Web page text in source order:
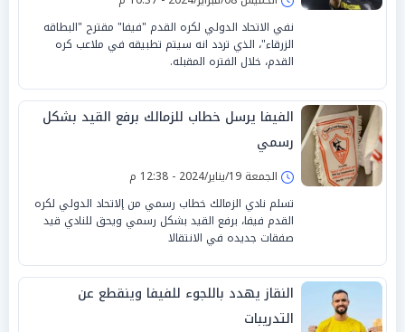
نفي الاتحاد الدولي لكره القدم "فيفا" مقترح "البطاقه
الزرقاء"، الذي تردد انه سيتم تطبيقه في ملاعب كره
القدم، خلال الفتره المقبله.
الفيفا يرسل خطاب للزمالك برفع القيد بشكل
رسمي
الجمعة 19/يناير/2024 - 12:38 م
تسلم نادي الزمالك خطاب رسمي من إلاتحاد الدولي لكره
القدم فيفا، برفع القيد بشكل رسمي ويحق للنادي قيد
صفقات جديده في الانتقالا
النقاز يهدد باللجوء للفيفا وينقطع عن
التدريبات